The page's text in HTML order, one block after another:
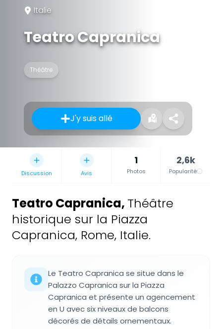
Italie
Teatro Capranica
Théâtre
J'y suis allé
Discussion Avis
1
Photos
2,6k
Popularité
Teatro Capranica, Théâtre
historique sur la Piazza
Capranica, Rome, Italie.
Le Teatro Capranica se situe dans le
Palazzo Capranica sur la Piazza
Capranica et présente un agencement
en U avec six niveaux de balcons
décorés de détails ornementaux.